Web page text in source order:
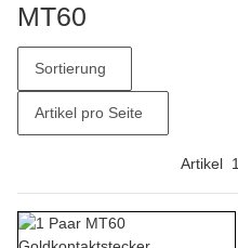
MT60
Sortierung
Artikel pro Seite
Artikel 1